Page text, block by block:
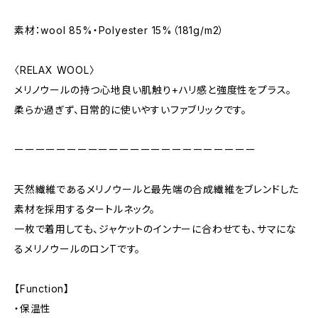
素材：wool 85%・Polyester 15%（181g/m2）
〈RELAX WOOL〉
メリノウールの持つ心地良い肌触り+ハリ感と強度性をプラス。
柔らか過ぎず、日常的に使いやすいファブリックです。
ーーーーーーーーーーーーーーーーーーーーーーー
天然繊維であるメリノウールと最先端の合成繊維をブレンドした
素材を採用するタートルネック。
一枚で着用しても、ジャケットのインナーに合わせても、サマにな
るメリノウールのロンTです。
【Function】
・保温性